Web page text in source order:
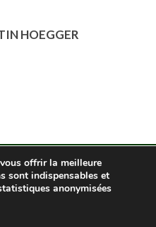
HOEGGER
de Pomeyrol
de confidentialité
offrir la meilleure
sont indispensables et
anonymisées